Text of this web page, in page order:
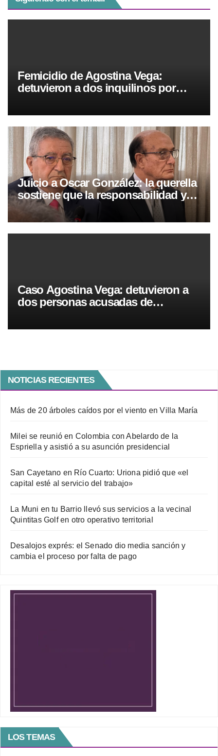
Femicidio de Agostina Vega:
detuvieron a dos inquilinos por
Juicio a Oscar González: la querella
sostiene que la responsabilidad ya
está acreditada
Caso Agostina Vega: detuvieron a
dos personas acusadas de
NOTICIAS RECIENTES
Más de 20 árboles caídos por el viento en Villa María
Milei se reunió en Colombia con Abelardo de la
Espriella y asistió a su asunción presidencial
San Cayetano en Río Cuarto: Uriona pidió que «el
capital esté al servicio del trabajo»
La Muni en tu Barrio llevó sus servicios a la vecinal
Quintitas Golf en otro operativo territorial
Desalojos exprés: el Senado dio media sanción y
cambia el proceso por falta de pago
LOS TEMAS